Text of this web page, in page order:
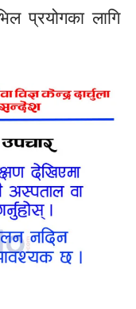
प्रयोगका लागि